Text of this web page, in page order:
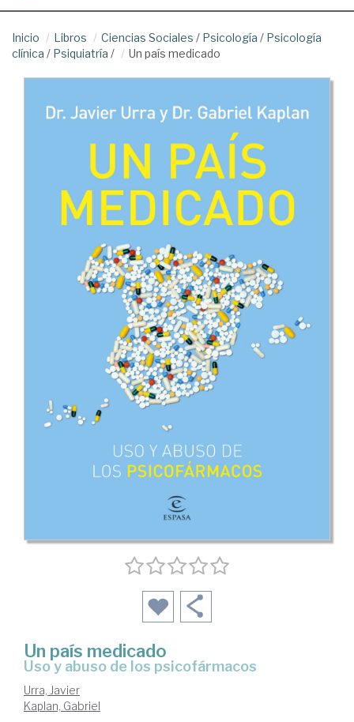
Inicio Libros Ciencias Sociales / Psicología / Psicología
clínica / Psiquiatría / Un país medicado
Un país medicado
Uso y abuso de los psicofármacos
Urra, Javier
Kaplan, Gabriel